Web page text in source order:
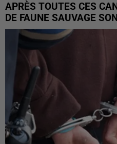
APRÈS TOUTES CES
DE FAUNE SAUVAGE